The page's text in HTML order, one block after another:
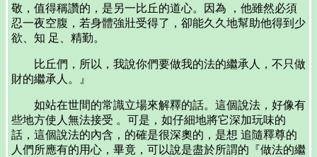
敬，值得稱讚的，是另一比丘的道心。因為 ，他雖然必須
忍一夜空腹，若身體強壯受得了，卻能久久地幫助他得到少
欲、知 足、精勤。
比丘們，所以，我說你們要做我的法的繼承人，不只做
財的繼承人。』
如站在世間的常識立場來解釋的話。這個說法，好像有
些地方使人無法接受 。可是，如仔細地將它深加玩味的
話，這個說法的內含，的確是很深奧的，是想 追隨釋尊的
人們所應有的用心，畢竟，可以說是盡於所謂的『做法的繼